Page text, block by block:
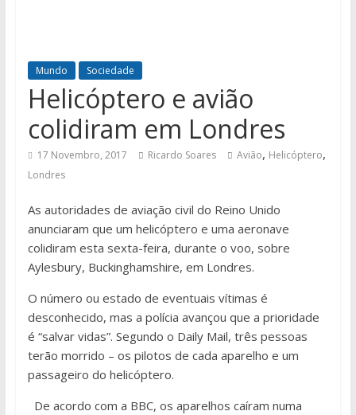
Mundo Sociedade
Helicóptero e avião
colidiram em Londres
17 Novembro, 2017 Ricardo Soares Avião, Helicóptero,
Londres
As autoridades de aviação civil do Reino Unido
anunciaram que um helicóptero e uma aeronave
colidiram esta sexta-feira, durante o voo, sobre
Aylesbury, Buckinghamshire, em Londres.
O número ou estado de eventuais vítimas é
desconhecido, mas a polícia avançou que a prioridade
é “salvar vidas”. Segundo o Daily Mail, três pessoas
terão morrido – os pilotos de cada aparelho e um
passageiro do helicóptero.
De acordo com a BBC, os aparelhos caíram numa